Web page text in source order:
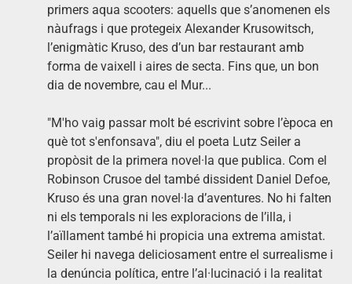
primers aqua scooters: aquells que s’anomenen els
nàufrags i que protegeix Alexander Krusowitsch,
l’enigmàtic Kruso, des d’un bar restaurant amb
forma de vaixell i aires de secta. Fins que, un bon
dia de novembre, cau el Mur...
"M'ho vaig passar molt bé escrivint sobre l’època en
què tot s'enfonsava", diu el poeta Lutz Seiler a
propòsit de la primera novel·la que publica. Com el
Robinson Crusoe del també dissident Daniel Defoe,
Kruso és una gran novel·la d’aventures. No hi falten
ni els temporals ni les exploracions de l’illa, i
l’aïllament també hi propicia una extrema amistat.
Seiler hi navega deliciosament entre el surrealisme i
la denúncia política, entre l’al·lucinació i la realitat